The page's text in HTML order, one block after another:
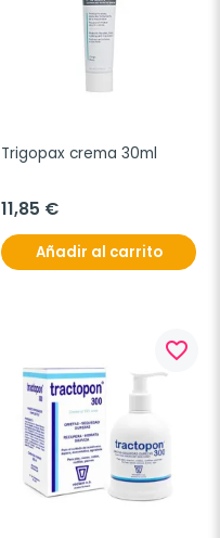
Trigopax crema 30ml
11,85 €
Añadir al carrito
favorite_border